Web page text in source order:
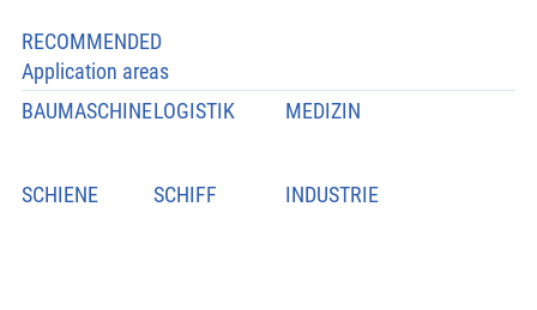
RECOMMENDED
Application areas
BAUMASCHINELOGISTIK MEDIZIN
SCHIENE SCHIFF INDUSTRIE